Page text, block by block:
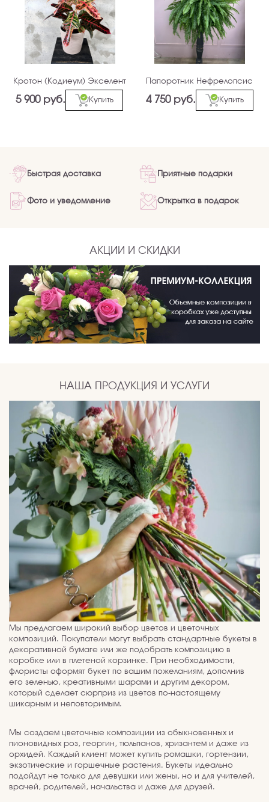
Кротон (Кодиеум) Экселент
5 900 руб. Купить
Папоротник Нефрелопсис
4 750 руб. Купить
Быстрая доставка Приятные подарки
Фото и уведомление Открытка в подарок
АКЦИИ И СКИДКИ
НАША ПРОДУКЦИЯ И УСЛУГИ
Мы предлагаем широкий выбор цветов и цветочных
композиций. Покупатели могут выбрать стандартные букеты в
декоративной бумаге или же подобрать композицию в
коробке или в плетеной корзинке. При необходимости,
флористы оформят букет по вашим пожеланиям, дополнив
его зеленью, креативными шарами и другим декором,
который сделает сюрприз из цветов по-настоящему
шикарным и неповторимым.
Мы создаем цветочные композиции из обыкновенных и
пионовидных роз, георгин, тюльпанов, хризантем и даже из
орхидей. Каждый клиент может купить ромашки, гортензии,
экзотические и горшечные растения. Букеты идеально
подойдут не только для девушки или жены, но и для учителей,
врачей, родителей, начальства и даже для друзей.